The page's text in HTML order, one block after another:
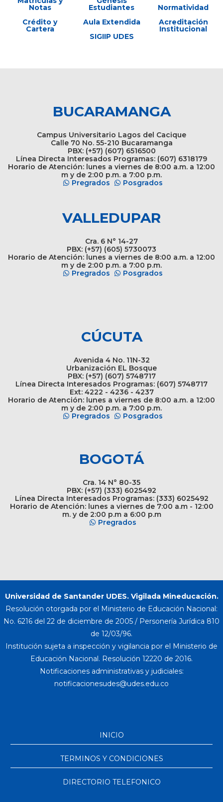
Notas
Crédito y
Cartera
Estudiantes
Aula Extendida
SIGIIP UDES
Normatividad
Acreditación
Institucional
BUCARAMANGA
Campus Universitario Lagos del Cacique
Calle 70 No. 55-210 Bucaramanga
PBX: (+57) (607) 6516500
Línea Directa Interesados Programas: (607) 6318179
Horario de Atención: lunes a viernes de 8:00 a.m. a 12:00
m y de 2:00 p.m. a 7:00 p.m.
Pregrados
Posgrados
VALLEDUPAR
Cra. 6 N° 14-27
PBX: (+57) (605) 5730073
Horario de Atención: lunes a viernes de 8:00 a.m. a 12:00
m y de 2:00 p.m. a 7:00 p.m.
Pregrados
Posgrados
CÚCUTA
Avenida 4 No. 11N-32
Urbanización EL Bosque
PBX: (+57) (607) 5748717
Línea Directa Interesados Programas: (607) 5748717
Ext: 4222 - 4236 - 4237
Horario de Atención: lunes a viernes de 8:00 a.m. a 12:00
m y de 2:00 p.m. a 7:00 p.m.
Pregrados
Posgrados
BOGOTÁ
Cra. 14 N° 80-35
PBX: (+57) (333) 6025492
Línea Directa Interesados Programas: (333) 6025492
Horario de Atención: lunes a viernes de 7:00 a.m - 12:00
m. y de 2:00 p.m a 6:00 p.m
Pregrados
Universidad de Santander UDES. Vigilada Mineducación.
Resolución otorgada por el Ministerio de Educación Nacional:
No. 6216 del 22 de diciembre de 2005 / Personería Jurídica 810
de 12/03/96.
Institución sujeta a inspección y vigilancia por el Ministerio de
Educación Nacional. Resolución 12220 de 2016.
Notificaciones administrativas y judiciales:
INICIO
TERMINOS Y CONDICIONES
DIRECTORIO TELEFONICO